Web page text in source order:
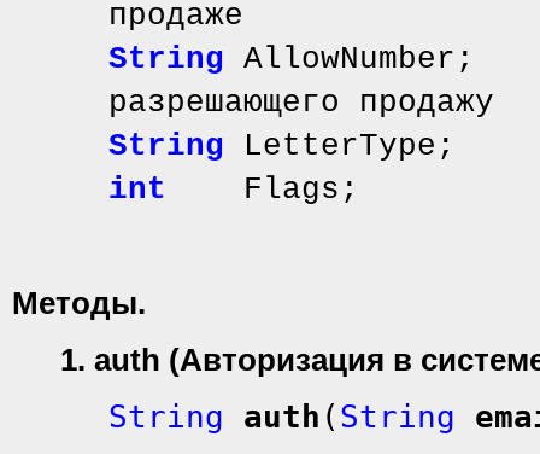
продаже
String
разрешающего продажу
String
int
Методы.
1. auth (Авторизация в
String
auth ( String